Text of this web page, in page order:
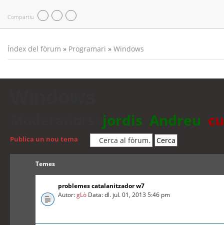
Compartiu
Índex del fòrum » Programari » Windows
jordis Andreu
Publica un nou tema
Temes
problemes catalanitzador w7
Autor:gLò Data: dl. jul. 01, 2013 5:46 pm